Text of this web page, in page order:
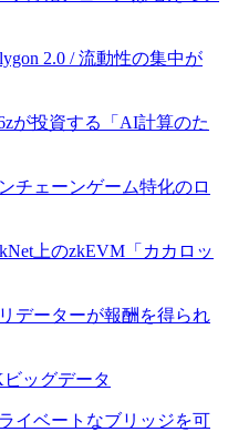
2.0 / 流動性の集中が
が投資する「AI計算のた
チェーンゲーム特化のロ
上のzkEVM「カカロッ
データーが報酬を得られ
ビッグデータ
イベートなブリッジを可